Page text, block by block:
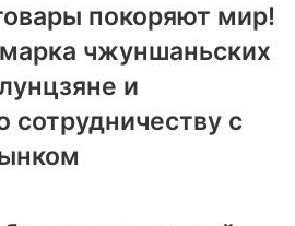
покоряют мир!
чжуншаньских
и
сотрудничеству с